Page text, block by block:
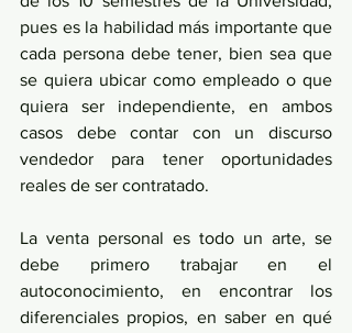
pues es la habilidad más importante que
cada persona debe tener, bien sea que
se quiera ubicar como empleado o que
quiera ser independiente, en ambos
casos debe contar con un discurso
vendedor para tener oportunidades
reales de ser contratado.
La venta personal es todo un arte, se
debe primero trabajar en el
autoconocimiento, en encontrar los
diferenciales propios, en saber en qué